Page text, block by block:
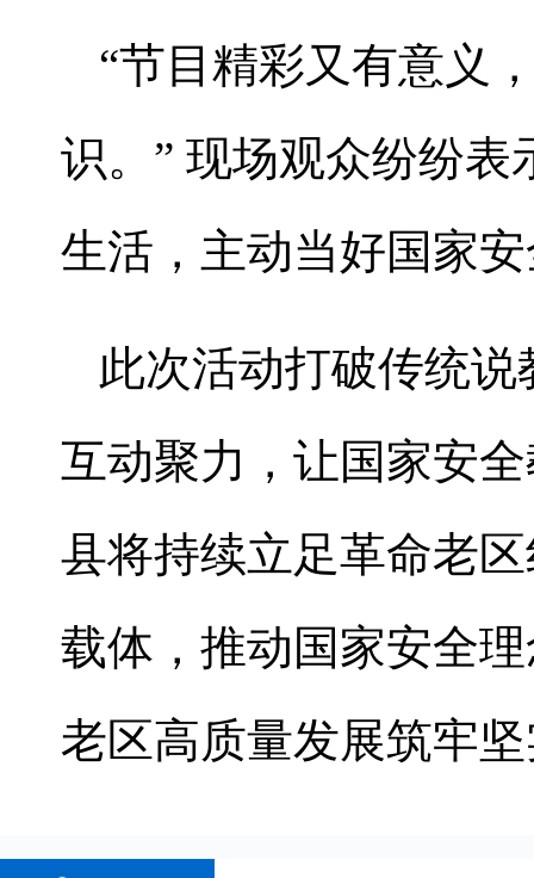
“节目精彩又有意义
识。” 现场观众纷纷
生活，主动当好国家
此次活动打破传统
互动聚力，让国家安
县将持续立足革命老
载体，推动国家安全
老区高质量发展筑牢